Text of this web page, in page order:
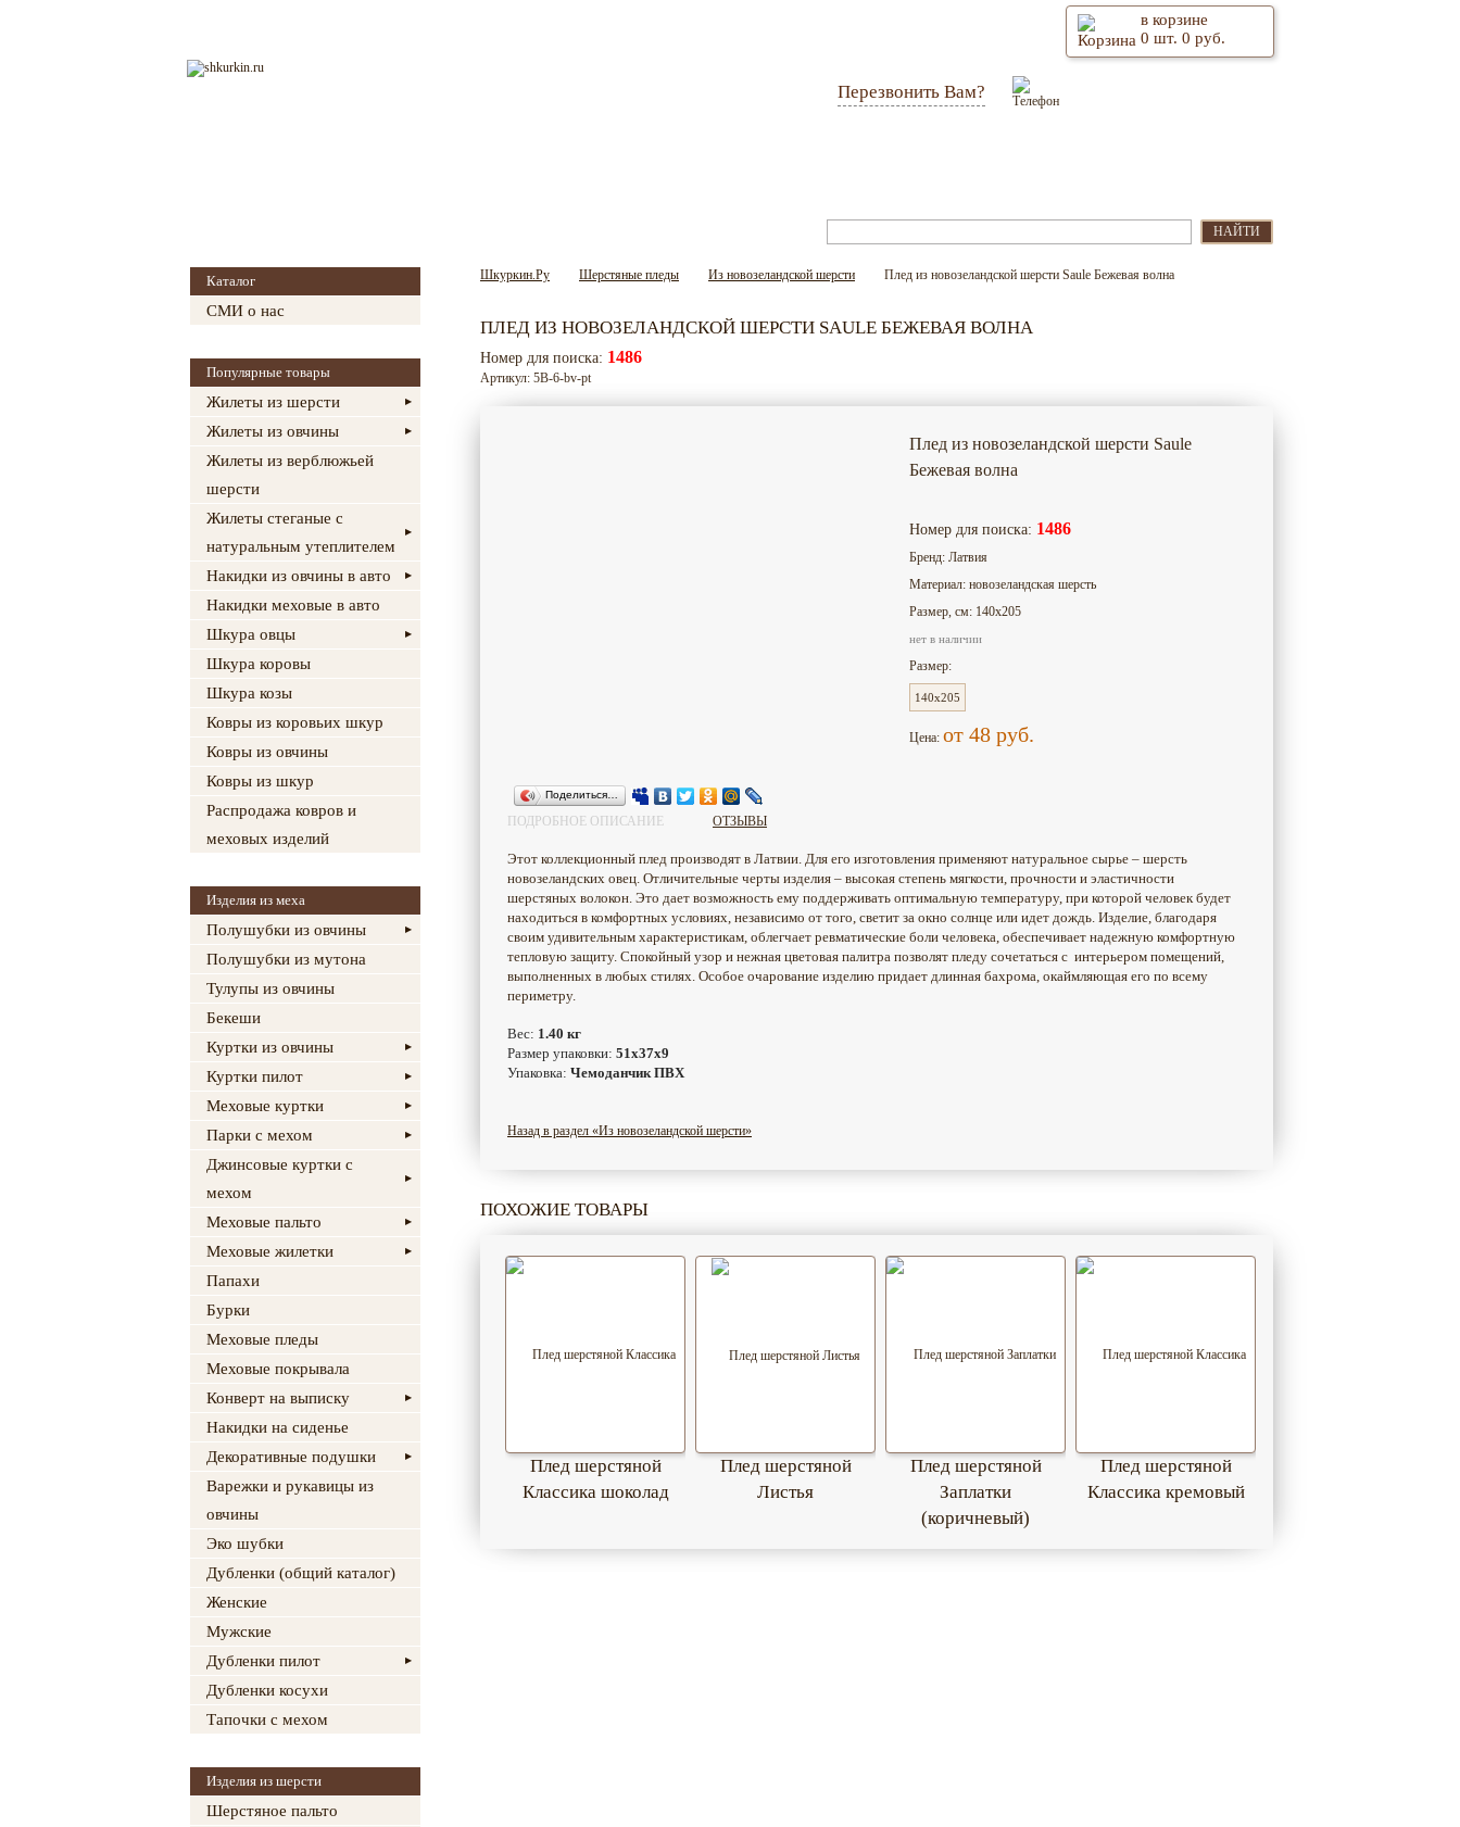
Перезвонить Вам?
в корзине
0 шт. 0 руб.
НАЙТИ
Каталог
СМИ о нас
Популярные товары
Жилеты из шерсти
Жилеты из овчины
Жилеты из верблюжьей
шерсти
Жилеты стеганые с
натуральным утеплителем
Накидки из овчины в авто
Накидки меховые в авто
Шкура овцы
Шкура коровы
Шкура козы
Ковры из коровьих шкур
Ковры из овчины
Ковры из шкур
Распродажа ковров и
меховых изделий
Изделия из меха
Полушубки из овчины
Полушубки из мутона
Тулупы из овчины
Бекеши
Куртки из овчины
Куртки пилот
Меховые куртки
Парки с мехом
Джинсовые куртки с
мехом
Меховые пальто
Меховые жилетки
Папахи
Бурки
Меховые пледы
Меховые покрывала
Конверт на выписку
Накидки на сиденье
Декоративные подушки
Варежки и рукавицы из
овчины
Эко шубки
Дубленки (общий каталог)
Женские
Мужские
Дубленки пилот
Дубленки косухи
Тапочки с мехом
Изделия из шерсти
Шерстяное пальто
Шкуркин.Ру Шерстяные пледы Из новозеландской шерсти Плед из новозеландской шерсти Saule Бежевая волна
ПЛЕД ИЗ НОВОЗЕЛАНДСКОЙ ШЕРСТИ SAULE БЕЖЕВАЯ ВОЛНА
Номер для поиска: 1486
Артикул: 5В-6-bv-pt
Плед из новозеландской шерсти Saule
Бежевая волна
Номер для поиска: 1486
Бренд: Латвия
Материал: новозеландская шерсть
Размер, см: 140х205
нет в наличии
Размер:
140x205
Цена: от 48 руб.
Поделиться…
ПОДРОБНОЕ ОПИСАНИЕ ОТЗЫВЫ
Этот коллекционный плед производят в Латвии. Для его изготовления применяют натуральное сырье – шерсть
новозеландских овец. Отличительные черты изделия – высокая степень мягкости, прочности и эластичности
шерстяных волокон. Это дает возможность ему поддерживать оптимальную температуру, при которой человек будет
находиться в комфортных условиях, независимо от того, светит за окно солнце или идет дождь. Изделие, благодаря
своим удивительным характеристикам, облегчает ревматические боли человека, обеспечивает надежную комфортную
тепловую защиту. Спокойный узор и нежная цветовая палитра позволят пледу сочетаться с интерьером помещений,
выполненных в любых стилях. Особое очарование изделию придает длинная бахрома, окаймляющая его по всему
периметру.
Вес: 1.40 кг
Размер упаковки: 51x37x9
Упаковка: Чемоданчик ПВХ
Назад в раздел «Из новозеландской шерсти»
ПОХОЖИЕ ТОВАРЫ
Плед шерстяной
Классика шоколад
Плед шерстяной
Листья
Плед шерстяной
Заплатки
(коричневый)
Плед шерстяной
Классика кремовый